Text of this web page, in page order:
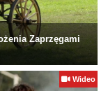
Zaprzęgami
Wideo